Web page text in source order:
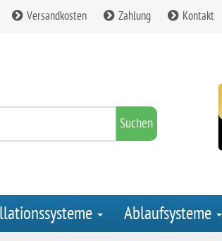
Versandkosten Zahlung Kontakt
Suchen
Ablaufsysteme